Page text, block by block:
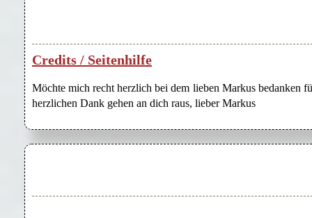
Credits / Seitenhilfe
Möchte mich recht herzlich bei dem lieben Markus bedanken
herzlichen Dank gehen an dich raus, lieber Markus